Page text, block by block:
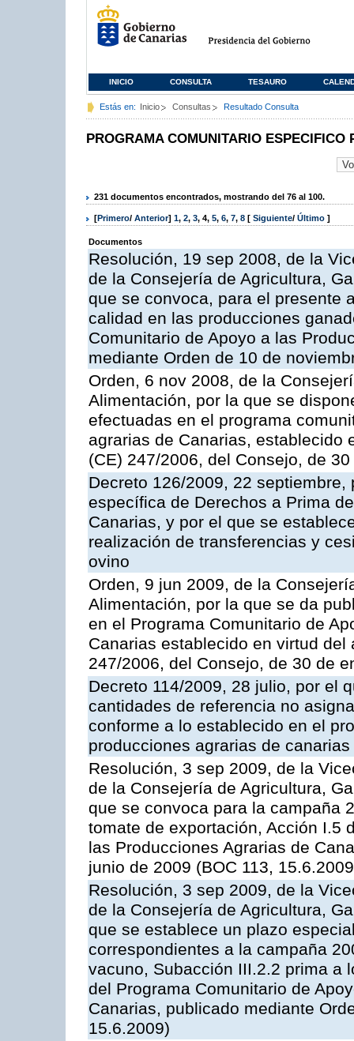
INICIO CONSULTA TESAURO
Estás en: Inicio Consultas Resultado Consulta
PROGRAMA COMUNITARIO ESPECIFICO
231 documentos encontrados, mostrando del 76 al 100.
[Primero/ Anterior] 1, 2, 3, 4, 5, 6, 7, 8 [ Siguiente/ Último ]
Documentos
Resolución, 19 sep 2008, de la
de la Consejería de Agricultura,
que se convoca, para el presente
calidad en las producciones
Comunitario de Apoyo a las
mediante Orden de 10 de
Orden, 6 nov 2008, de la
Alimentación, por la que se
efectuadas en el programa
agrarias de Canarias, establecido
(CE) 247/2006, del Consejo, de
Decreto 126/2009, 22
específica de Derechos a Prima
Canarias, y por el que se
realización de transferencias y
ovino
Orden, 9 jun 2009, de la
Alimentación, por la que se da
en el Programa Comunitario de
Canarias establecido en virtud
247/2006, del Consejo, de 30 de
Decreto 114/2009, 28 julio, por el
cantidades de referencia no
conforme a lo establecido en el
producciones agrarias de canarias
Resolución, 3 sep 2009, de la
de la Consejería de Agricultura,
que se convoca para la campaña
tomate de exportación, Acción I.5
las Producciones Agrarias de
junio de 2009 (BOC 113,
Resolución, 3 sep 2009, de la
de la Consejería de Agricultura,
que se establece un plazo
correspondientes a la campaña
vacuno, Subacción III.2.2 prima a
del Programa Comunitario de
Canarias, publicado mediante
15.6.2009)